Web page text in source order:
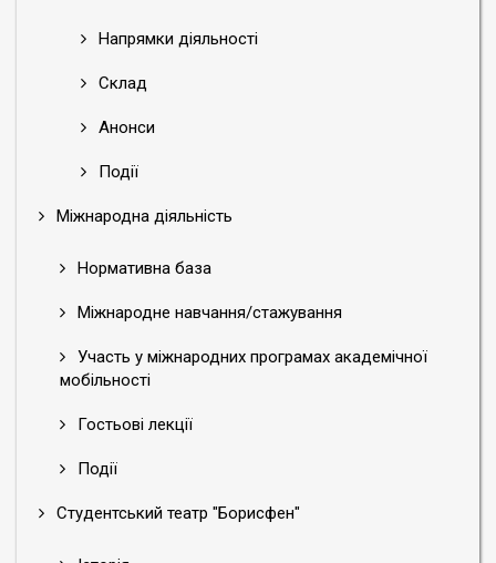
Напрямки діяльності
Склад
Анонси
Події
Міжнародна діяльність
Нормативна база
Міжнародне навчання/стажування
Участь у міжнародних програмах академічної
мобільності
Гостьові лекції
Події
Студентський театр "Борисфен"